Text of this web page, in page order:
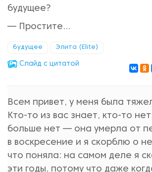
будущее?
— Простите...
будущее Элита (Elite)
Cлайд с цитатой
Всем привет, у меня была
Кто-то из вас знает, кто-то
больше нет — она умерла от
в воскресение и я скорблю о
что поняла: на самом деле я
эти годы, потому что даже